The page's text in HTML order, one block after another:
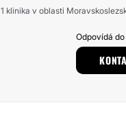
1 klinika v oblasti
Odpovídá